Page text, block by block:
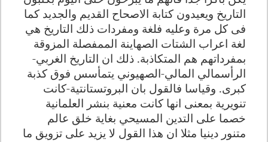
التاريخ ويعيدون كتابة الاصحاح القديم والجديد كما
فى كل مرة وعليه فلغة ومفردات ذلك التاريخ هي
لغة اعراب الشتات الصهاينة الممفصلة المزوقة
بمفرداتهم هم المتكاذبة. ذلك ان التاريخ الغربي-
الرأسمالي المالي-الصهيوني يتمأسس فوق كذبة
كبرى. وقياسا فالقول بان البروتستانتية-كانت
تنويرية بمعنى انها كانت معنية بنشر العلمانية
خصما على التدين المسيحي بغاية خلق عالم
متنور دينيا مثلا ان هذا القول لا يزيد على تزويق ما